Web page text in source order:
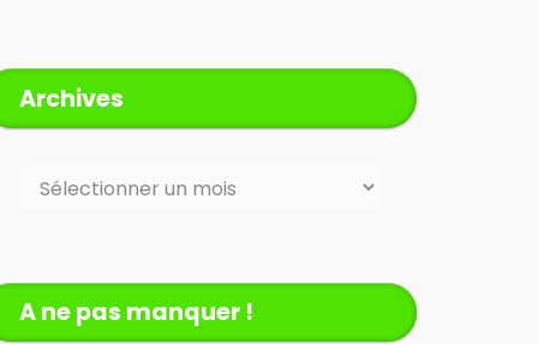
Archives
Archives
A ne pas manquer !